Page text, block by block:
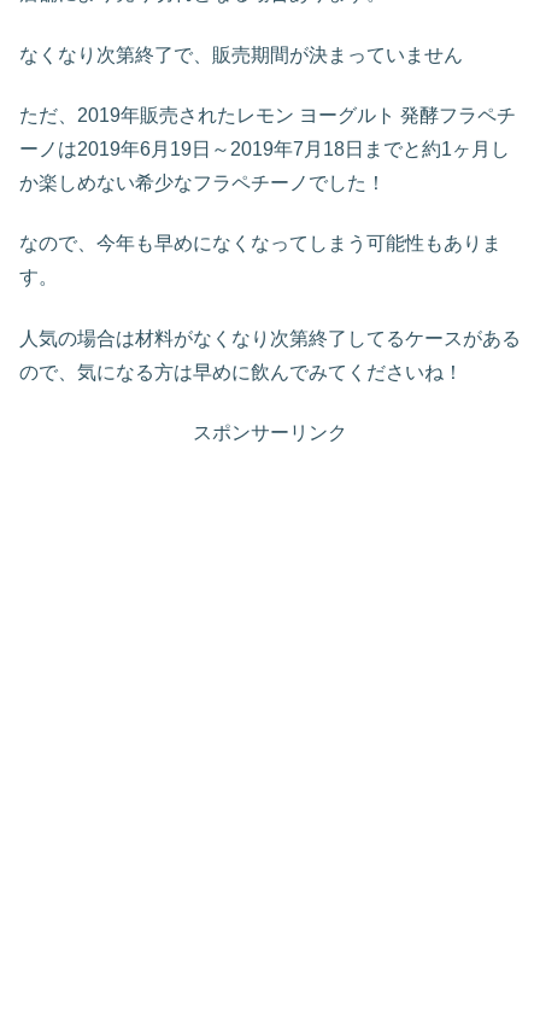
なくなり次第終了で、販売期間が決まっていません
ただ、2019年販売されたレモン ヨーグルト 発酵フラペチ
ーノは2019年6月19日～2019年7月18日までと約1ヶ月し
か楽しめない希少なフラペチーノでした！
なので、今年も早めになくなってしまう可能性もありま
す。
人気の場合は材料がなくなり次第終了してるケースがある
ので、気になる方は早めに飲んでみてくださいね！
スポンサーリンク